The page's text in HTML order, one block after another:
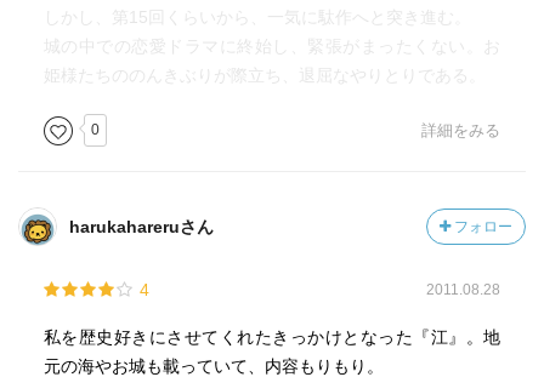
しかし、第15回くらいから、一気に駄作へと突き進む。
城の中での恋愛ドラマに終始し、緊張がまったくない。お
姫様たちののんきぶりが際立ち、退屈なやりとりである。
0 詳細をみる
harukahareruさん フォロー
4 2011.08.28
私を歴史好きにさせてくれたきっかけとなった『江』。地
元の海やお城も載っていて、内容もりもり。